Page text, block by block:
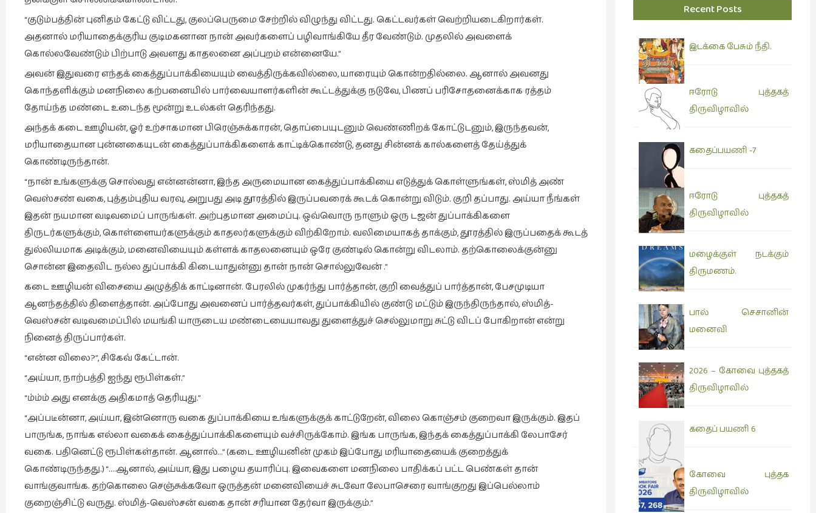
“குடும்பத்தின் புனிதம் கேட்டு விட்டது, குலப்பெருமை சேற்றில் விழுந்து விட்டது. கெட்டவர்கள் வெற்றியடைகிறார்கள்.
அதனால் மரியாதைக்குரிய குடிமகனான நான் அவர்களைப் பழிவாங்கியே தீர வேண்டும். முதலில் அவளைக்
கொல்லவேண்டும் பிற்பாடு அவளது காதலனை அப்புறம் என்னையே.”
அவன் இதுவரை எந்தக் கைத்துப்பாக்கியையும் வைத்திருக்கவில்லை, யாரையும் கொன்றதில்லை. ஆனால் அவனது
கொந்தளிக்கும் மனநிலை கற்பனையில் பார்வையாளர்களின் கூட்டத்துக்கு நடுவே, பிணப் பரிசோதனைக்காக ரத்தம்
தோய்ந்த மண்டை உடைந்த மூன்று உடல்கள் தெரிந்தது.
அந்தக் கடை ஊழியன், ஓர் உற்சாகமான பிரெஞ்சுக்காரன், தொப்பையுடனும் வெண்ணிறக் கோட்டுடனும், இருந்தவன்,
மரியாதையான புன்னகையுடன் கைத்துப்பாக்கிகளைக் காட்டிக்கொண்டு, தனது சின்னக் கால்களைத் தேய்த்துக்
கொண்டிருந்தான்.
“நான் உங்களுக்கு சொல்வது என்னன்னா, இந்த அருமையான கைத்துப்பாக்கியை எடுத்துக் கொள்ளுங்கள், ஸ்மித் அண்
வெஸ்சண் வகை, புத்தம்புதிய வரவு, அறுபது அடி தூரத்தில் இருப்பவரைக் கூடக் கொன்று விடும். குறி தப்பாது. அய்யா நீங்கள்
இதன் நயமான வடிவமைப் பாருங்கள். அற்புதமான அமைப்பு. ஒவ்வொரு நாளும் ஒரு டஜன் துப்பாக்கிகளை
திருடர்களுக்கும், கொள்ளையர்களுக்கும் காதலர்களுக்கும் விற்கிறோம். வலிமையாகத் தாக்கும், தூரத்தில் இருப்பதைக் கூடத்
துல்லியமாக அடிக்கும், மனைவியையும் கள்ளக் காதலனையும் ஒரே குண்டில் கொன்று விடலாம். தற்கொலைக்குன்னு
சொன்ன இதைவிட நல்ல துப்பாக்கி கிடையாதுன்னு தான் நான் சொல்லுவேன் .”
கடை ஊழியன் விசையை அழுத்திக் காட்டினான். பேரலில் முகர்ந்து பார்த்தான், குறி வைத்துப் பார்த்தான், பேசமுடியா
ஆனந்தத்தில் திளைத்தான். அப்போது அவனைப் பார்த்தவர்கள், துப்பாக்கியில் குண்டு மட்டும் இருந்திருந்தால், ஸ்மித்-
வெஸ்சன் வடிவமைப்பில் மயங்கி யாருடைய மண்டையையாவது துளைத்துச் செல்லுமாறு சுட்டு விடப் போகிறான் என்று
நினைத் திருப்பார்கள்.
“என்ன விலை?”, சிகேவ் கேட்டான்.
“அய்யா, நாற்பத்தி ஐந்து ரூபிள்கள்.”
“ம்ம்ம் அது எனக்கு அதிகமாத் தெரியுது.”
“அப்படீன்னா, அய்யா, இன்னொரு வகை துப்பாக்கியை உங்களுக்குக் காட்டுறேன், விலை கொஞ்சம் குறைவா இருக்கும். இதப்
பாருங்க, நாங்க எல்லா வகைக் கைத்துப்பாக்கிகளையும் வச்சிருக்கோம். இங்க பாருங்க, இந்தக் கைத்துப்பாக்கி லேபாசேர்
வகை. பதினெட்டு ரூபிள்கள்தான். ஆனால்…” (கடை ஊழியனின் முகம் இப்போது மரியாதையைக் குறைத்துக்
கொண்டிருந்தது.) “….ஆனால், அய்யா, இது பழைய தயாரிப்பு. இவைகளை மனநிலை பாதிக்கப் பட்ட பெண்கள் தான்
வாங்குவாங்க. தற்கொலை செஞ்சுக்கவோ ஒருத்தன் மனைவியைச் சுடவோ லேபாசெரை வாங்குறது இப்பெல்லாம்
குறைஞ்சிட்டு வருது. ஸ்மித்-வெஸ்சன் வகை தான் சரியான தேர்வா இருக்கும்.”
Recent Posts
இடக்கை பேசும் நீதி.
ஈரோடு புத்தகத்
திருவிழாவில்
கதைப்பயணி -7
ஈரோடு புத்தகத்
திருவிழாவில்
மழைக்குள் நடக்கும்
திருமணம்.
பால் செசானின்
மனைவி
2026 – கோவை புத்தகத்
திருவிழாவில்
கதைப் பயணி 6
கோவை புத்தக
திருவிழாவில்